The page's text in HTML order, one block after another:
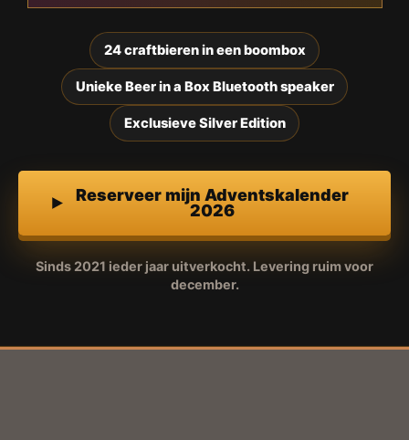
24 craftbieren in een boombox
Unieke Beer in a Box Bluetooth speaker
Exclusieve Silver Edition
Reserveer mijn Adventskalender
2026
Sinds 2021 ieder jaar uitverkocht. Levering ruim voor
december.